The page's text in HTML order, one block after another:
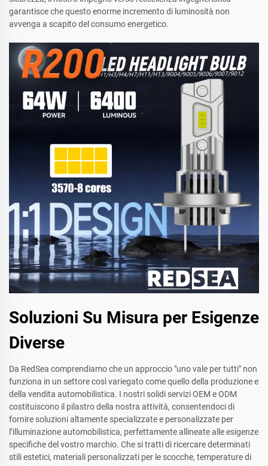
garantisce che questo enorme incremento di luminosità non
avvenga a scapito del consumo energetico.
Soluzioni Su Misura per Esigenze
Diverse
Da RedSea comprendiamo che un approccio "uno vale per tutti" non
funziona in un settore così variegato come quello della produzione e
della vendita automobilistica. I nostri solidi servizi OEM e ODM
costituiscono il pilastro della nostra attività, consentendoci di
fornire soluzioni altamente specializzate e personalizzate per
l’illuminazione automobilistica, perfettamente allineate alle esigenze
specifiche del vostro marchio. Che si tratti di ricercare determinati
stili estetici, materiali personalizzati per le scocche, temperature di